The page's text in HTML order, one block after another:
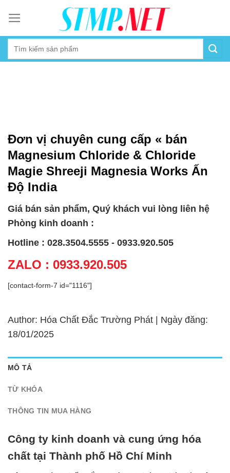
content
Đơn vị chuyên cung cấp « bán
Magnesium Chloride & Chloride
Magie Shreeji Magnesia Works Ấn
Độ India
Giá bán sản phẩm, Quý khách vui lòng liên hệ
Phòng kinh doanh :
Hotline : 028.3504.5555 - 0933.920.505
ZALO : 0933.920.505
[contact-form-7 id="1116"]
Author: Hóa Chất Đắc Trường Phát | Ngày đăng:
18/01/2025
MÔ TẢ
TỪ KHÓA
THÔNG TIN MUA HÀNG
Công ty kinh doanh và cung ứng hóa
chất tại Thành phố Hồ Chí Minh